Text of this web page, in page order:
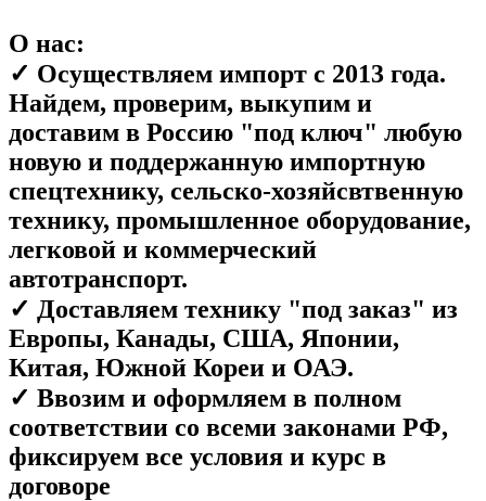
О нас:
✓ Осуществляем импорт с 2013 года.
Найдем, проверим, выкупим и
доставим в Россию "под ключ" любую
новую и поддержанную импортную
спецтехнику, сельско-хозяйсвтвенную
технику, промышленное оборудование,
легковой и коммерческий
автотранспорт.
✓ Доставляем технику "под заказ" из
Европы, Канады, США, Японии,
Китая, Южной Кореи и ОАЭ.
✓ Ввозим и оформляем в полном
соответствии со всеми законами РФ,
фиксируем все условия и курс в
договоре